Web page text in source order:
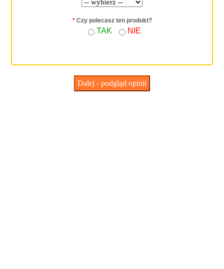
*Czy polecasz ten produkt?
TAK NIE